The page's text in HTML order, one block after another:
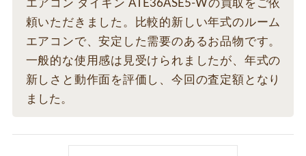
エアコン ダイキン ATE36ASE5-Wの買取をご依
頼いただきました。比較的新しい年式のルーム
エアコンで、安定した需要のあるお品物です。
一般的な使用感は見受けられましたが、年式の
新しさと動作面を評価し、今回の査定額となり
ました。